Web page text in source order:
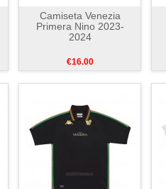
Camiseta Venezia
Primera Nino 2023-
2024
€16.00